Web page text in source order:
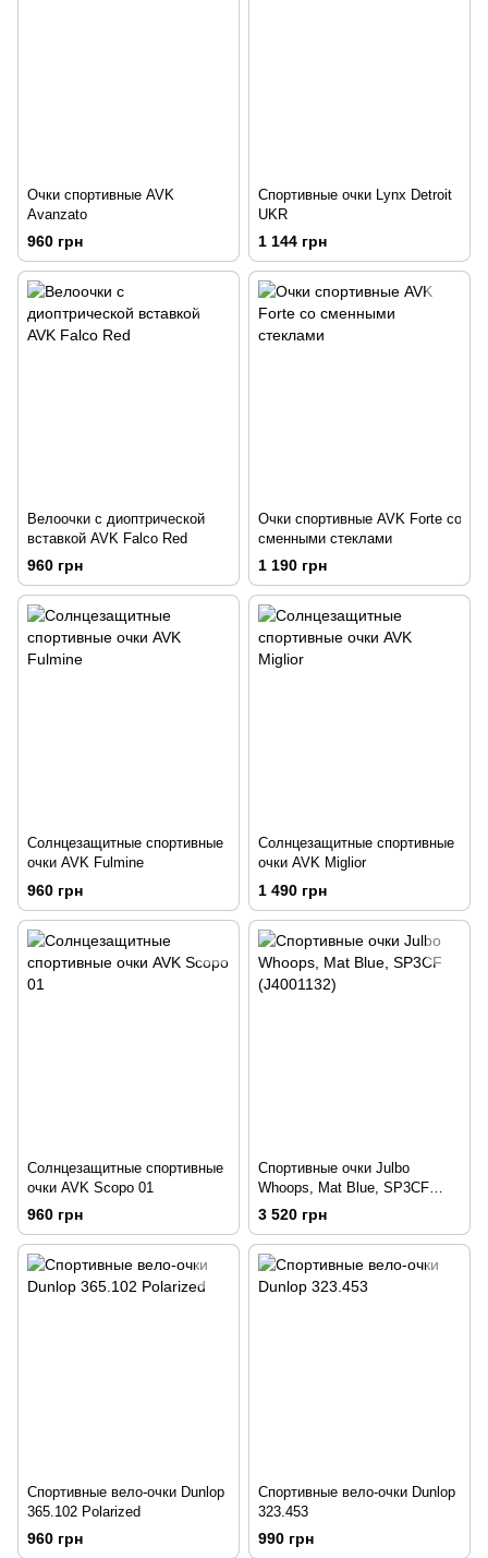
Очки спортивные AVK
Avanzato
960 грн
Спортивные очки Lynx Detroit
UKR
1 144 грн
Велоочки с диоптрической
вставкой AVK Falco Red
960 грн
Очки спортивные AVK Forte со
сменными стеклами
1 190 грн
Солнцезащитные спортивные
очки AVK Fulmine
960 грн
Солнцезащитные спортивные
очки AVK Miglior
1 490 грн
Солнцезащитные спортивные
очки AVK Scopo 01
960 грн
Спортивные очки Julbo
Whoops, Mat Blue, SP3CF
(J4001132)
3 520 грн
Спортивные вело-очки Dunlop
365.102 Polarized
960 грн
Спортивные вело-очки Dunlop
323.453
990 грн